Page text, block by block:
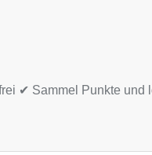
✔ Sammel Punkte und